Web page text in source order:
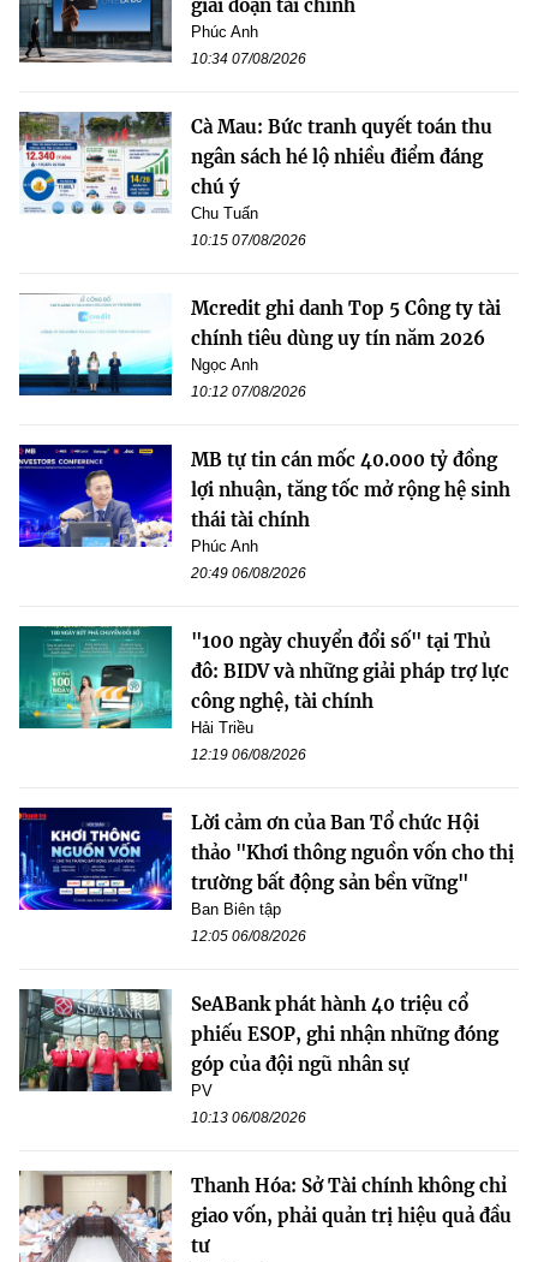
giai đoạn tài chính
Phúc Anh
10:34 07/08/2026
Cà Mau: Bức tranh quyết toán thu
ngân sách hé lộ nhiều điểm đáng
chú ý
Chu Tuấn
10:15 07/08/2026
Mcredit ghi danh Top 5 Công ty tài
chính tiêu dùng uy tín năm 2026
Ngọc Anh
10:12 07/08/2026
MB tự tin cán mốc 40.000 tỷ đồng
lợi nhuận, tăng tốc mở rộng hệ sinh
thái tài chính
Phúc Anh
20:49 06/08/2026
"100 ngày chuyển đổi số" tại Thủ
đô: BIDV và những giải pháp trợ lực
công nghệ, tài chính
Hải Triều
12:19 06/08/2026
Lời cảm ơn của Ban Tổ chức Hội
thảo "Khơi thông nguồn vốn cho thị
trường bất động sản bền vững"
Ban Biên tập
12:05 06/08/2026
SeABank phát hành 40 triệu cổ
phiếu ESOP, ghi nhận những đóng
góp của đội ngũ nhân sự
PV
10:13 06/08/2026
Thanh Hóa: Sở Tài chính không chỉ
giao vốn, phải quản trị hiệu quả đầu
tư